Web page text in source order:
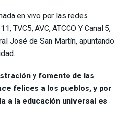
en vivo por las redes
TVC5, AVC, ATCCO Y Canal 5,
José de San Martín, apuntando
y fomento de las
felices a los pueblos, y por
a la educación universal es